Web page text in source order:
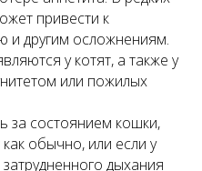
привести к
и другим осложнениям.
у котят, а также у
или пожилых
за состоянием кошки,
обычно, или если у
дыхания